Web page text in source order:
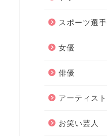
スポーツ選手
女優
俳優
アーティスト
お笑い芸人